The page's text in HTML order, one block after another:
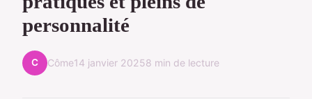
personnalité
C Côme14 janvier 20258 min de lecture